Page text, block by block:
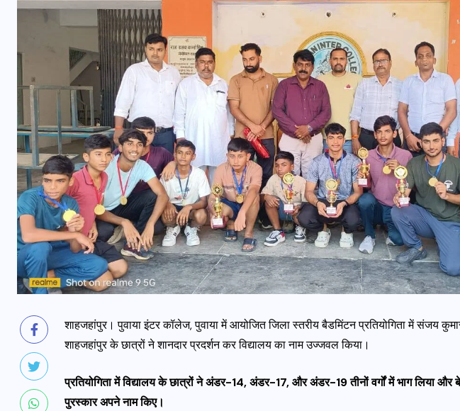
शाहजहांपुर। पुवाया इंटर कॉलेज, पुवाया में आयोजित जिला स्तरीय बैडमिंटन प्रतियोगिता में संजय
शाहजहांपुर के छात्रों ने शानदार प्रदर्शन कर विद्यालय का नाम उज्जवल किया।
प्रतियोगिता में विद्यालय के छात्रों ने अंडर-14, अंडर-17, और अंडर-19 तीनों वर्गों में भाग लिया
पुरस्कार अपने नाम किए।